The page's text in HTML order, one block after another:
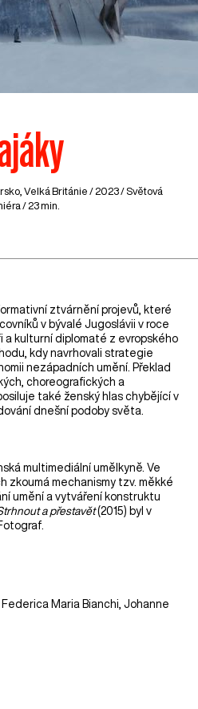
Velká Británie / 2023 / Světová
/ 23 min.
ztvárnění projevů, které
v bývalé Jugoslávii v roce
a kulturní diplomaté z evropského
kdy navrhovali strategie
nezápadních umění. Překlad
choreografických a
také ženský hlas chybějící v
dnešní podoby světa.
multimediální umělkyně. Ve
zkoumá mechanismy tzv. měkké
umění a vytváření konstruktu
a přestavět(2015) byl v
Maria Bianchi, Johanne